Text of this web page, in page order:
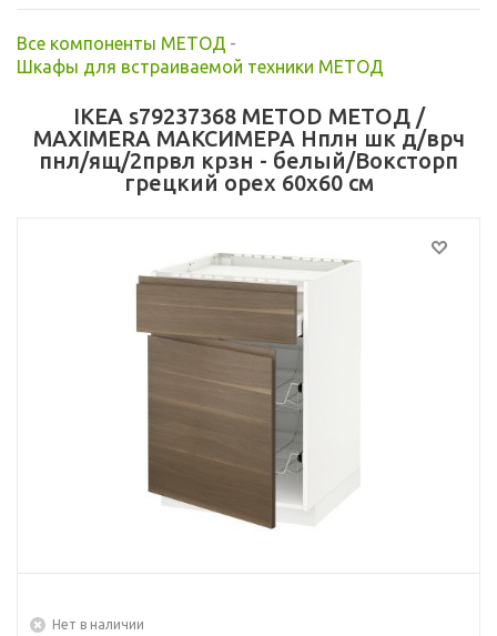
Все компоненты МЕТОД -
Шкафы для встраиваемой техники МЕТОД
IKEA s79237368 METOD МЕТОД /
MAXIMERA МАКСИМЕРА Нплн шк д/врч
пнл/ящ/2првл крзн - белый/Воксторп
грецкий орех 60x60 см
Нет в наличии